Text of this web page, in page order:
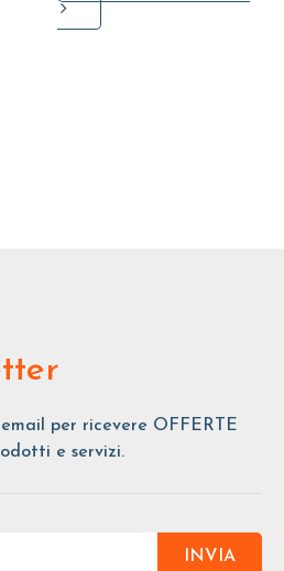
per ricevere OFFERTE
e servizi.
INVIA